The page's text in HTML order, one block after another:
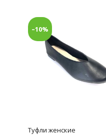
–10%
Туфли женские